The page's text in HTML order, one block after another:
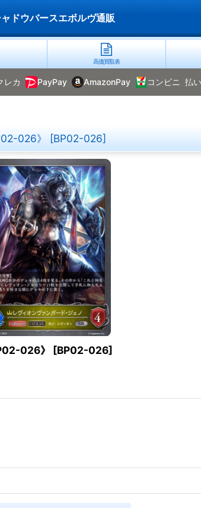
ドウバースエボルヴ通販
高価買取表
レカ PayPay AmazonPay コンビニ 払
026》 [BP02-026]
026》 [BP02-026]